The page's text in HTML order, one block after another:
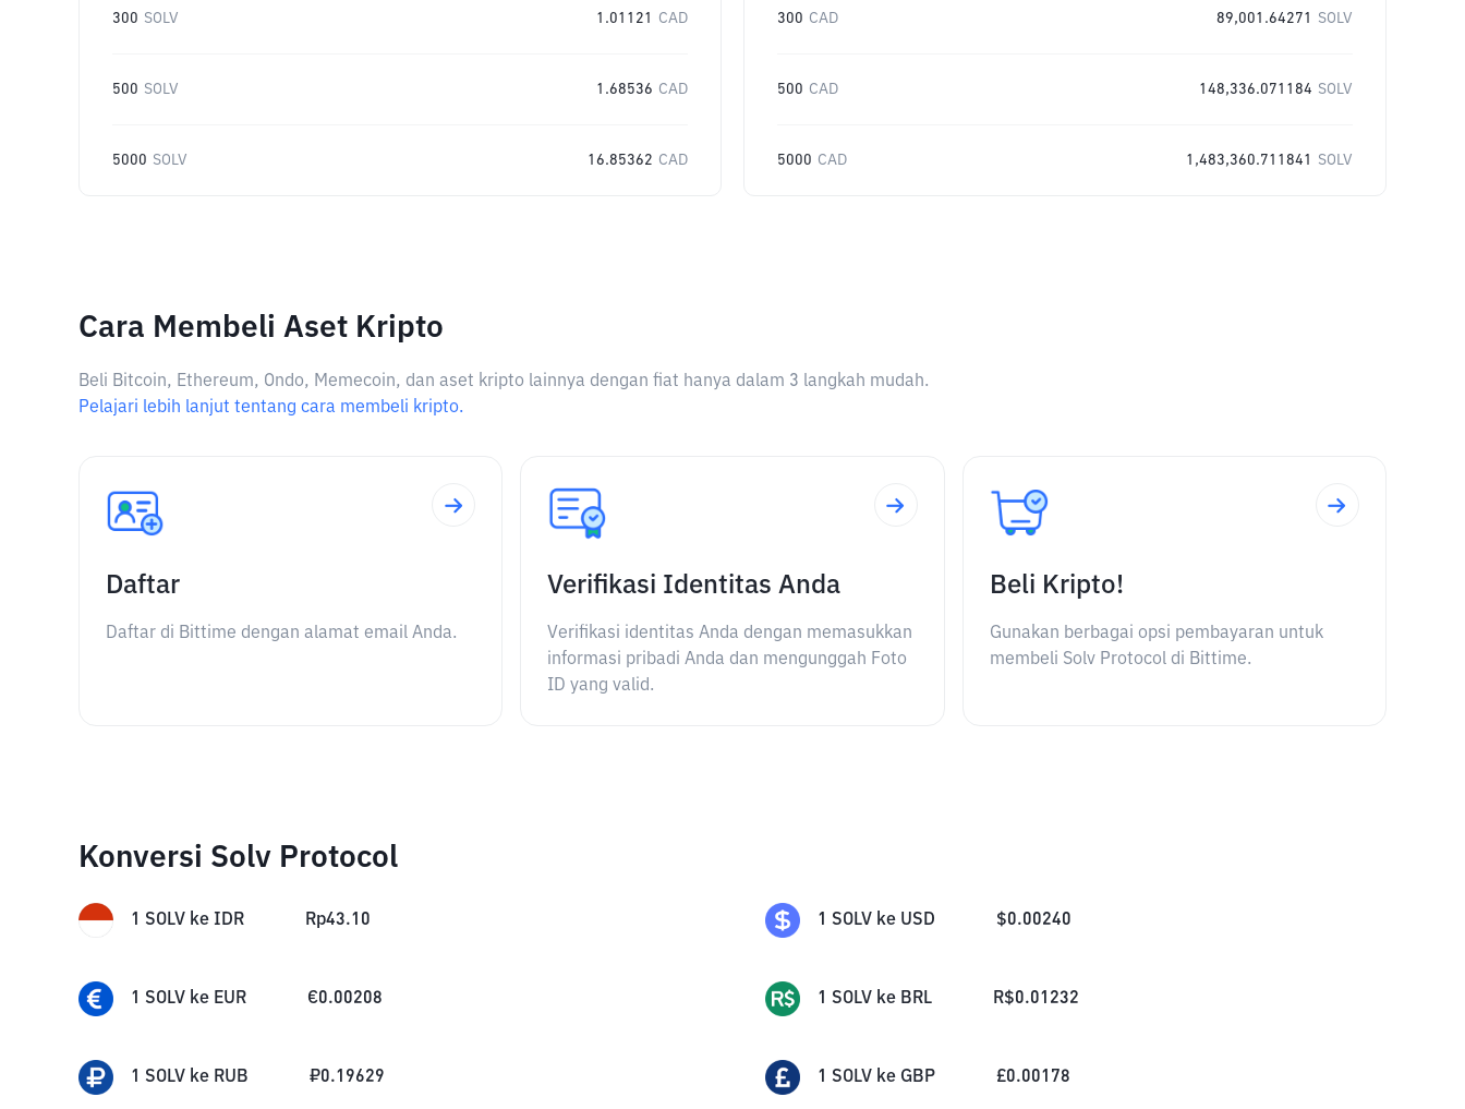
300 SOLV 1.01121 CAD
500 SOLV 1.68536 CAD
5000 SOLV 16.85362 CAD
300 CAD 89,001.64271 SOLV
500 CAD 148,336.071184 SOLV
5000 CAD 1,483,360.711841 SOLV
Cara Membeli Aset Kripto
Beli Bitcoin, Ethereum, Ondo, Memecoin, dan aset kripto lainnya dengan fiat hanya dalam 3 langkah mudah.
Pelajari lebih lanjut tentang cara membeli kripto.
Daftar
Daftar di Bittime dengan alamat email Anda.
Verifikasi Identitas Anda
Verifikasi identitas Anda dengan memasukkan
informasi pribadi Anda dan mengunggah Foto
ID yang valid.
Beli Kripto!
Gunakan berbagai opsi pembayaran untuk
membeli Solv Protocol di Bittime.
Konversi Solv Protocol
1 SOLV ke IDR Rp43.10 1 SOLV ke USD $0.00240
1 SOLV ke EUR €0.00208 1 SOLV ke BRL R$0.01232
1 SOLV ke RUB ₽0.19629 1 SOLV ke GBP £0.00178